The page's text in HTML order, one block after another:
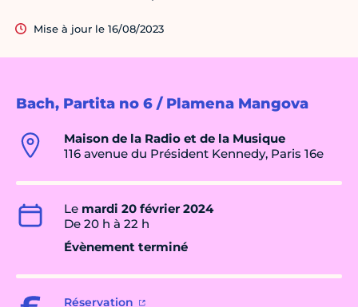
Bach, Partita no 6 / Plamena Mangova
Maison de la Radio et de la Musique
116 avenue du Président Kennedy, Paris 16e
Le mardi 20 février 2024
De 20 h à 22 h
Évènement terminé
Réservation
Mise à jour le 16/08/2023